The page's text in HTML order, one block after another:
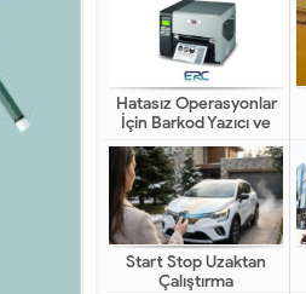
Hatasız Operasyonlar
İçin Barkod Yazıcı ve
Otomasyon Sistemleri
Start Stop Uzaktan
Çalıştırma